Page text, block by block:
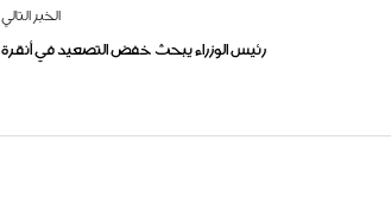
الخبر التالي
رئيس الوزراء يبحث خفض التصعيد في أنقرة